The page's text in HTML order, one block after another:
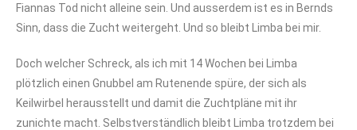
Fiannas Tod nicht alleine sein. Und ausserdem ist es in Bernds
Sinn, dass die Zucht weitergeht. Und so bleibt Limba bei mir.
Doch welcher Schreck, als ich mit 14 Wochen bei Limba
plötzlich einen Gnubbel am Rutenende spüre, der sich als
Keilwirbel herausstellt und damit die Zuchtpläne mit ihr
zunichte macht. Selbstverständlich bleibt Limba trotzdem bei